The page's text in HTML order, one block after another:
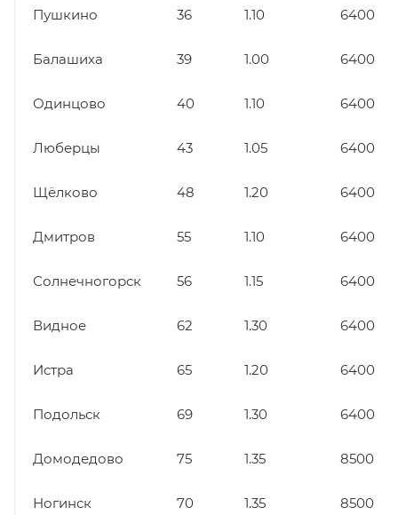
Пушкино 36 1.10 6400
Балашиха 39 1.00 6400
Одинцово 40 1.10 6400
Люберцы 43 1.05 6400
Щёлково 48 1.20 6400
Дмитров 55 1.10 6400
Солнечногорск 56 1.15 6400
Видное 62 1.30 6400
Истра 65 1.20 6400
Подольск 69 1.30 6400
Домодедово 75 1.35 8500
Ногинск 70 1.35 8500